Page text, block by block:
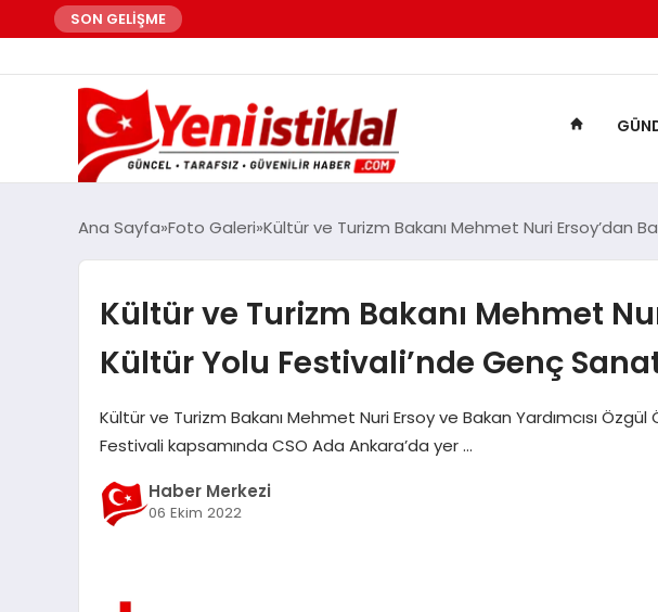
SON GELİŞME
Ana Sayfa Foto Galeri Kültür ve Turizm Bakanı Mehmet Nuri Ersoy’dan
Kültür ve Turizm Bakanı Mehmet
Kültür Yolu Festivali’nde Genç
Kültür ve Turizm Bakanı Mehmet Nuri Ersoy ve Bakan Yardımcısı
Festivali kapsamında CSO Ada Ankara’da yer …
Haber Merkezi
06 Ekim 2022